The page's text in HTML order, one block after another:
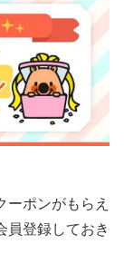
ーポンがもらえ
員登録しておき